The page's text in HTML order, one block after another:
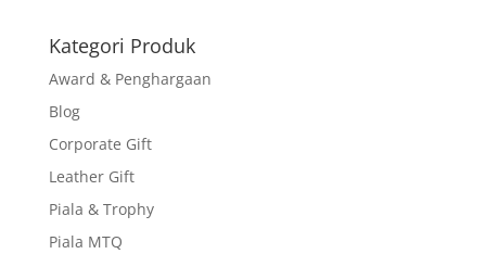
Kategori Produk
Award & Penghargaan
Blog
Corporate Gift
Leather Gift
Piala & Trophy
Piala MTQ